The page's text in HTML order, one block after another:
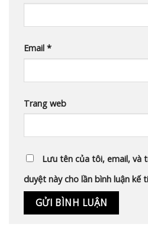
Email *
Trang web
Lưu tên của tôi, email, và
duyệt này cho lần bình luận kế